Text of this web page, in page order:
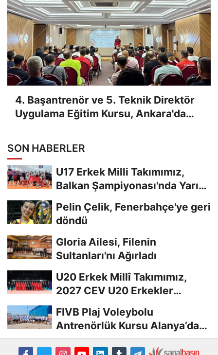
4. Başantrenör ve 5. Teknik Direktör
Uygulama Eğitim Kursu, Ankara'da
SON HABERLER
U17 Erkek Milli Takımımız,
Balkan Şampiyonası'nda Yarı
Pelin Çelik, Fenerbahçe'ye geri
döndü
Gloria Ailesi, Filenin
Sultanları'nı Ağırladı
U20 Erkek Millî Takımımız,
2027 CEV U20 Erkekler
FIVB Plaj Voleybolu
Antrenörlük Kursu Alanya’da
Başladı